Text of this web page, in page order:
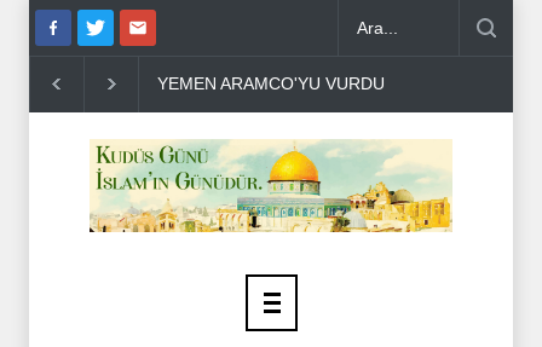
HÜSEYİN EL HAC HASAN SİYONİST